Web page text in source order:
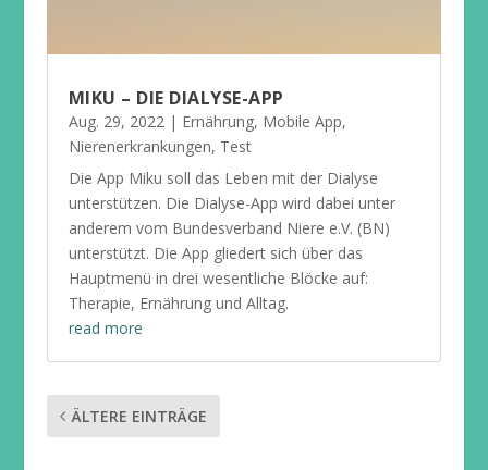
MIKU – DIE DIALYSE-APP
Aug. 29, 2022| Ernährung, Mobile App,
Nierenerkrankungen, Test
Die App Miku soll das Leben mit der Dialyse
unterstützen. Die Dialyse-App wird dabei unter
anderem vom Bundesverband Niere e.V. (BN)
unterstützt. Die App gliedert sich über das
Hauptmenü in drei wesentliche Blöcke auf:
Therapie, Ernährung und Alltag.
read more
ÄLTERE EINTRÄGE